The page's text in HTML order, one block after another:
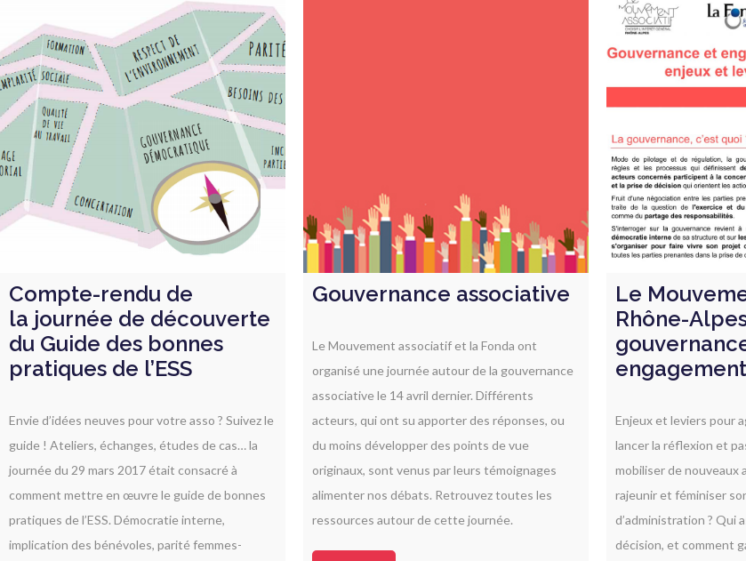
Compte-rendu de
la journée de découverte
du Guide des bonnes
pratiques de l’ESS
Envie d’idées neuves pour votre asso ? Suivez le
guide ! Ateliers, échanges, études de cas… la
journée du 29 mars 2017 était consacré à
comment mettre en œuvre le guide de bonnes
pratiques de l’ESS. Démocratie interne,
implication des bénévoles, parité femmes-
Gouvernance associative
Le Mouvement associatif et la Fonda ont
organisé une journée autour de la gouvernance
associative le 14 avril dernier. Différents
acteurs, qui ont su apporter des réponses, ou
du moins développer des points de vue
originaux, sont venus par leurs témoignages
alimenter nos débats. Retrouvez toutes les
ressources autour de cette journée.
Le
Rhône-
Enjeux et leviers pour
lancer la réflexion et
mobiliser de
rajeunir et féminiser
d’administration ? Qui
décision, et comment